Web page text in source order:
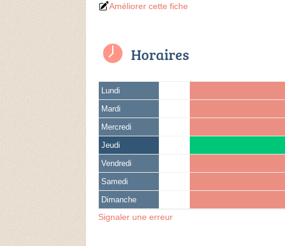
Améliorer cette fiche
Horaires
Lundi
Mardi
Mercredi
Jeudi
Vendredi
Samedi
Dimanche
Signaler une erreur